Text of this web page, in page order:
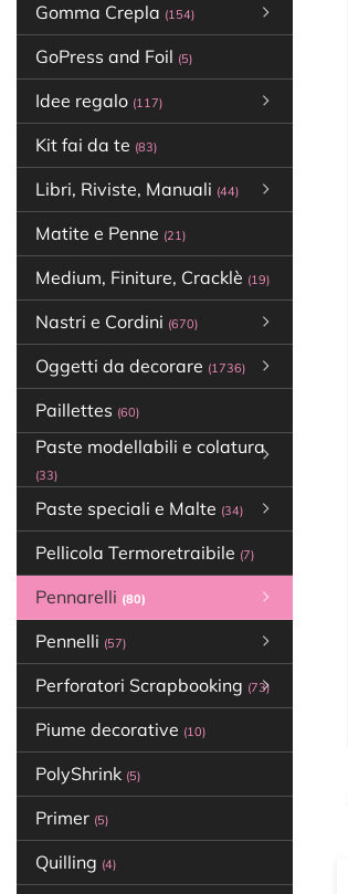
Gomma Crepla (154)
GoPress and Foil (5)
Idee regalo (117)
Kit fai da te (83)
Libri, Riviste, Manuali (44)
Matite e Penne (21)
Medium, Finiture, Cracklè (19)
Nastri e Cordini (670)
Oggetti da decorare (1736)
Paillettes (60)
Paste modellabili e colatura
(33)
Paste speciali e Malte (34)
Pellicola Termoretraibile (7)
Pennarelli (80)
Pennelli (57)
Perforatori Scrapbooking (73)
Piume decorative (10)
PolyShrink (5)
Primer (5)
Quilling (4)